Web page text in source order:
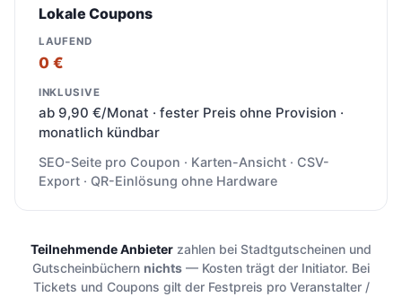
Lokale Coupons
0 €
ab 9,90 €/Monat · fester Preis ohne Provision ·
monatlich kündbar
SEO-Seite pro Coupon · Karten-Ansicht · CSV-
Export · QR-Einlösung ohne Hardware
Teilnehmende Anbieter zahlen bei Stadtgutscheinen und
Gutscheinbüchern nichts — Kosten trägt der Initiator. Bei
Tickets und Coupons gilt der Festpreis pro Veranstalter /